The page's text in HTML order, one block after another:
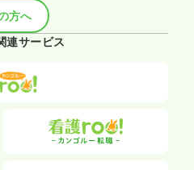
方へ
連サービス